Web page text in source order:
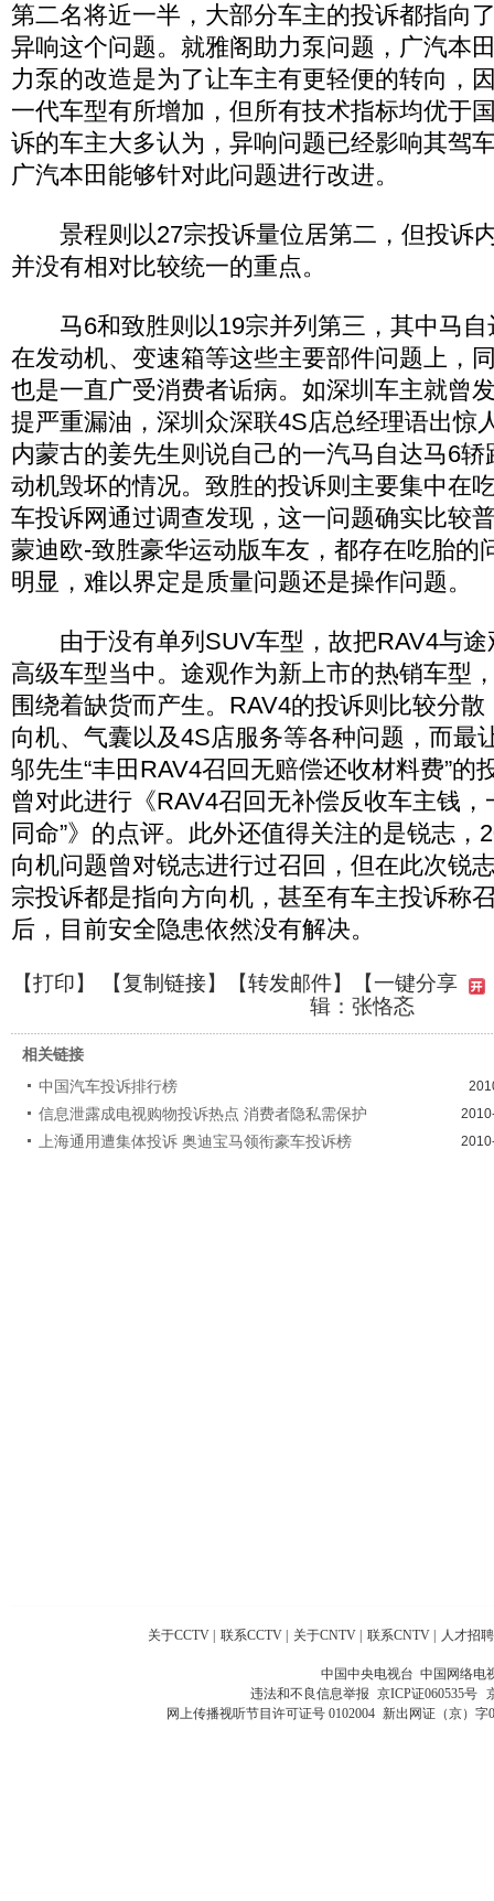
第二名将近一半，大部分车主的投诉都指向
异响这个问题。就雅阁助力泵问题，广汽本
力泵的改造是为了让车主有更轻便的转向，
一代车型有所增加，但所有技术指标均优于
诉的车主大多认为，异响问题已经影响其驾
广汽本田能够针对此问题进行改进。
景程则以27宗投诉量位居第二，但投诉
并没有相对比较统一的重点。
马6和致胜则以19宗并列第三，其中马自
在发动机、变速箱等这些主要部件问题上，
也是一直广受消费者诟病。如深圳车主就曾
提严重漏油，深圳众深联4S店总经理语出惊
内蒙古的姜先生则说自己的一汽马自达马6
动机毁坏的情况。致胜的投诉则主要集中在
车投诉网通过调查发现，这一问题确实比较
蒙迪欧-致胜豪华运动版车友，都存在吃胎的
明显，难以界定是质量问题还是操作问题。
由于没有单列SUV车型，故把RAV4与途
高级车型当中。途观作为新上市的热销车型
围绕着缺货而产生。RAV4的投诉则比较分
向机、气囊以及4S店服务等各种问题，而最
邬先生“丰田RAV4召回无赔偿还收材料费”的
曾对此进行《RAV4召回无补偿反收车主钱，
同命”》的点评。此外还值得关注的是锐志，
向机问题曾对锐志进行过召回，但在此次锐
宗投诉都是指向方向机，甚至有车主投诉称
后，目前安全隐患依然没有解决。
【打印】 【复制链接】【转发邮件】【一键分享
辑：张恪忞
相关链接
中国汽车投诉排行榜
信息泄露成电视购物投诉热点 消费者隐私需保护
上海通用遭集体投诉 奥迪宝马领衔豪车投诉榜
关于CCTV 联系CCTV 关于CNTV 联系CNTV 人才招聘
中国中央电视台 中国网络电
违法和不良信息举报 京ICP证060535号
网上传播视听节目许可证号 0102004 新出网证（京）